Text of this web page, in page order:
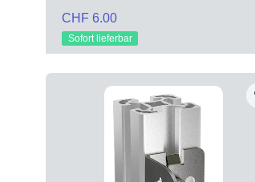
CHF 6.00
Sofort lieferbar